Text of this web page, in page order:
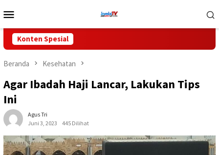
ke
Mobile
Konten Spesial
Beranda Kesehatan
Agar Ibadah Haji Lancar, Lakukan Tips
Ini
Agus Tri
Juni 3, 2023
445 Dilihat